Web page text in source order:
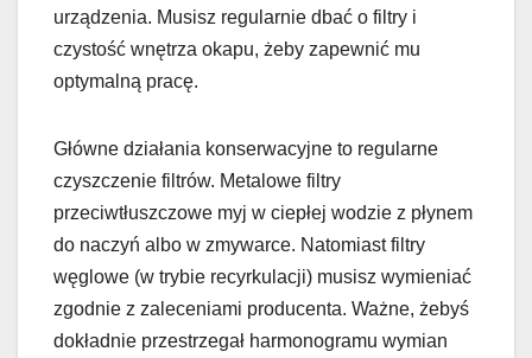
urządzenia. Musisz regularnie dbać o filtry i
czystość wnętrza okapu, żeby zapewnić mu
optymalną pracę.
Główne działania konserwacyjne to regularne
czyszczenie filtrów. Metalowe filtry
przeciwtłuszczowe myj w ciepłej wodzie z płynem
do naczyń albo w zmywarce. Natomiast filtry
węglowe (w trybie recyrkulacji) musisz wymieniać
zgodnie z zaleceniami producenta. Ważne, żebyś
dokładnie przestrzegał harmonogramu wymian